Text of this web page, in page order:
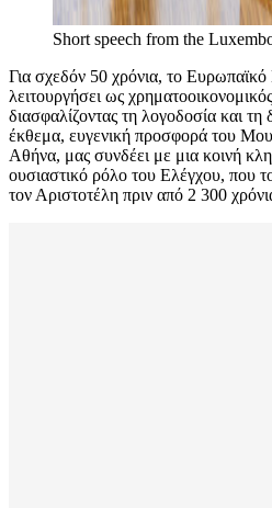
Short speech from the
Για σχεδόν 50 χρόνια, το Ευρωπαϊκό
λειτουργήσει ως
διασφαλίζοντας τη λογοδοσία και τη
έκθεμα, ευγενική προσφορά του
Αθήνα, μας συνδέει με μια κοινή
ουσιαστικό ρόλο του Ελέγχου, που
τον Αριστοτέλη πριν από 2 300